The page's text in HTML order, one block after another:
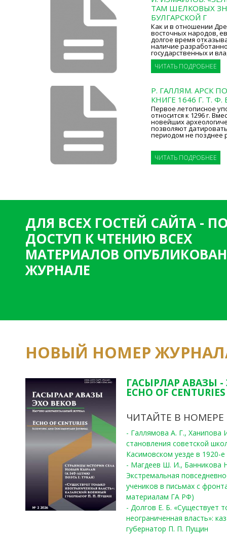
ТАМ ШЕЛКОВЫХ
БУЛГАРСКОЙ Г
Как и в отношении
восточных народов,
долгое время
наличие
государственных и
ЧИТАТЬ ПОДРОБНЕЕ
Р. ГАЛЛЯМ. АРСК
КНИГЕ 1646 Г. Т.
Первое летописное
относится к 1296 г.
новейших
позволяют
периодом не позднее
ЧИТАТЬ ПОДРОБНЕЕ
ДЛЯ ВСЕХ ГОСТЕЙ САЙТА -
ДОСТУП К ЧТЕНИЮ ВСЕХ
МАТЕРИАЛОВ
ЖУРНАЛЕ
НОВЫЙ НОМЕР
ГАСЫРЛАР АВАЗЫ -
ECHO OF
ЧИТАЙТЕ В НОМЕРЕ
- Галлямова А. Г.,
становления советской
Касимовском уезде в 1920-е
- Магдеев Ш. И., Банникова
Экстремальная
учеников в письмах с
материалам ГА РФ)
- Долгов Е. Б. «Существует
неограниченная власть»:
губернатор П. П. Пущин